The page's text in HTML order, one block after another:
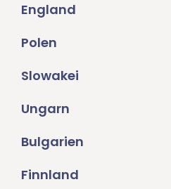
England
Polen
Slowakei
Ungarn
Bulgarien
Finnland